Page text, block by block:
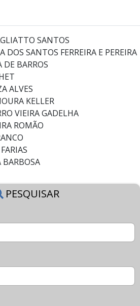
SANTOS
DOS SANTOS FERREIRA E PEREIRA
BARROS
ALVES
KELLER
VIEIRA GADELHA
ROMÃO
BARBOSA
PESQUISAR